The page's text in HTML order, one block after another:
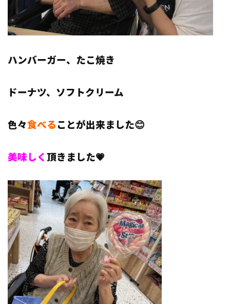
ハンバーガー、たこ焼き
ドーナツ、ソフトクリーム
色々食べることが出来ました😊
美味しく頂きました💗